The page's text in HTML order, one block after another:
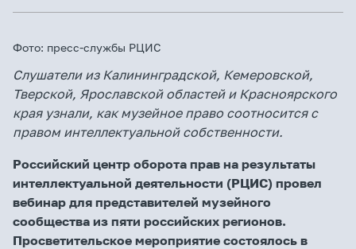
Фото: пресс-службы РЦИС
Слушатели из Калининградской, Кемеровской,
Тверской, Ярославской областей и Красноярского
края узнали, как музейное право соотносится с
правом интеллектуальной собственности.
Российский центр оборота прав на результаты
интеллектуальной деятельности (РЦИС) провел
вебинар для представителей музейного
сообщества из пяти российских регионов.
Просветительское мероприятие состоялось в